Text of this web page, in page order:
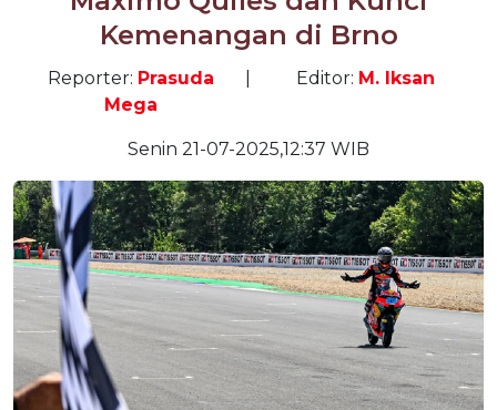
Kemenangan di Brno
Reporter: Prasuda
Mega
Editor: M. Iksan
Senin 21-07-2025,12:37 WIB